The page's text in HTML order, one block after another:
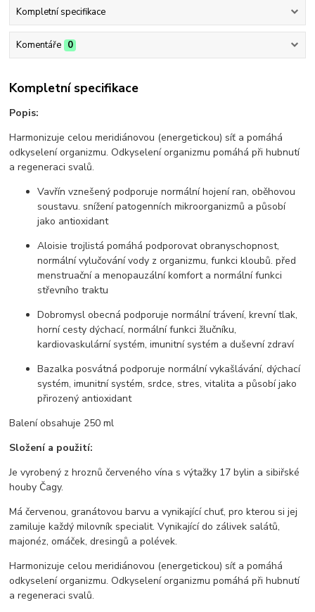
Kompletní specifikace
Komentáře 0
Kompletní specifikace
Popis:
Harmonizuje celou meridiánovou (energetickou) síť a pomáhá
odkyselení organizmu. Odkyselení organizmu pomáhá při hubnutí
a regeneraci svalů.
Vavřín vznešený podporuje normální hojení ran, oběhovou
soustavu. snížení patogenních mikroorganizmů a působí
jako antioxidant
Aloisie trojlistá pomáhá podporovat obranyschopnost,
normální vylučování vody z organizmu, funkci kloubů. před
menstruační a menopauzální komfort a normální funkci
střevního traktu
Dobromysl obecná podporuje normální trávení, krevní tlak,
horní cesty dýchací, normální funkci žlučníku,
kardiovaskulární systém, imunitní systém a duševní zdraví
Bazalka posvátná podporuje normální vykašlávání, dýchací
systém, imunitní systém, srdce, stres, vitalita a působí jako
přirozený antioxidant
Balení obsahuje 250 ml
Složení a použití:
Je vyrobený z hroznů červeného vína s výtažky 17 bylin a sibiřské
houby Čagy.
Má červenou, granátovou barvu a vynikající chuť, pro kterou si jej
zamiluje každý milovník specialit. Vynikající do zálivek salátů,
majonéz, omáček, dresingů a polévek.
Harmonizuje celou meridiánovou (energetickou) síť a pomáhá
odkyselení organizmu. Odkyselení organizmu pomáhá při hubnutí
a regeneraci svalů.